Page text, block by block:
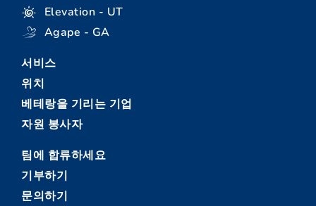
Elevation - UT
Agape - GA
서비스
위치
베테랑을 기리는 기업
자원 봉사자
팀에 합류하세요
기부하기
문의하기